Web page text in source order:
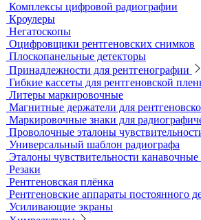
Секундомеры
Расходные материалы для
измерительного контроля
Динамометры
Измерительный инструмент
Радиационный контроль
Проявочные машины для
Денситометры
Дозиметры
Импульсные рентгеновские аппараты
Комплексы цифровой радиографии
Кроулеры
Негатоскопы
Оцифровщики рентгеновских снимков
Плоскопанельные детекторы